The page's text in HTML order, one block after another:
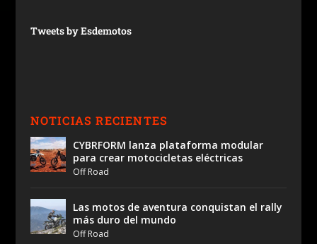
Tweets by Esdemotos
NOTICIAS RECIENTES
CYBRFORM lanza plataforma modular
para crear motocicletas eléctricas
Off Road
Las motos de aventura conquistan el rally
más duro del mundo
Off Road